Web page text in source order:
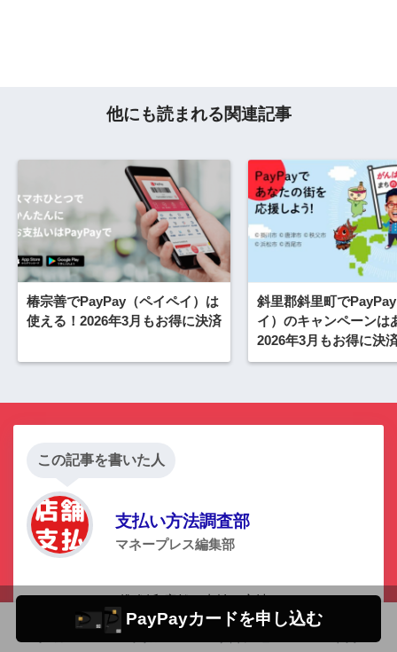
他にも読まれる関連記事
椿宗善でPayPay（ペイペイ）は
使える！2026年3月もお得に決済
斜里郡斜里町で
イ）のキャンペーンは
2026年3月もお得に決
この記事を書いた人
支払い方法調査部
マネープレス編集部
キャッシュレス推進派 店舗の支払い方法、キャッシュレ
ス決済の最新ニュースを紹介しています。 クレジットカ
ードの審査落ち経験もあり、これまで利用したカードは
PayPayカードを申し込む